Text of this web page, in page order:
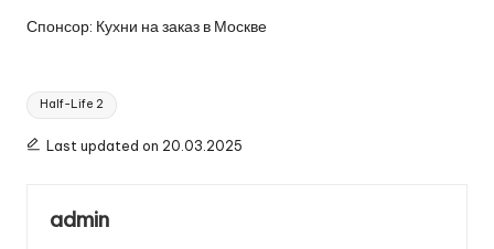
Спонсор: Кухни на заказ в Москве
Tags:
Half-Life 2
Last updated on 20.03.2025
admin